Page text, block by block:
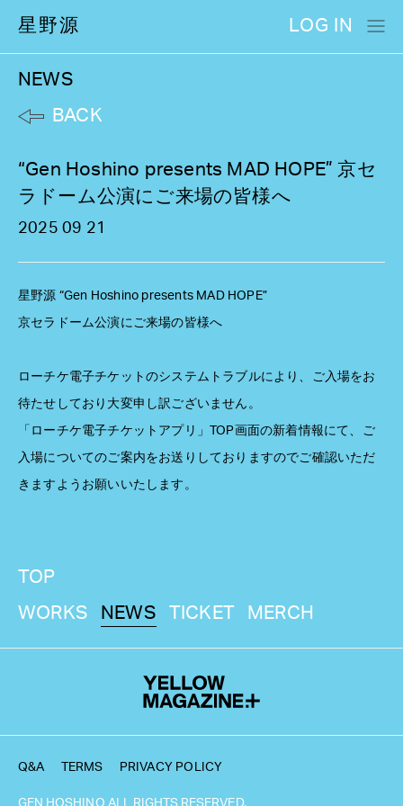
星野源 LOG IN
NEWS
BACK
“Gen Hoshino presents MAD HOPE” 京セ
ラドーム公演にご来場の皆様へ
2025 09 21
星野源 “Gen Hoshino presents MAD HOPE”
京セラドーム公演にご来場の皆様へ
ローチケ電子チケットのシステムトラブルにより、ご入場をお
待たせしており大変申し訳ございません。
「ローチケ電子チケットアプリ」TOP画面の新着情報にて、ご
入場についてのご案内をお送りしておりますのでご確認いただ
きますようお願いいたします。
TOP
WORKS
NEWS TICKET MERCH
Q&A TERMS PRIVACY POLICY
GEN HOSHINO ALL RIGHTS RESERVED.